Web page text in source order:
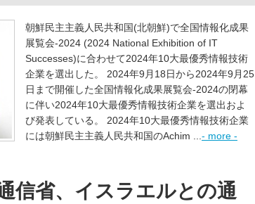
朝鮮民主主義人民共和国(北朝鮮)で全国情報化成果
展覧会-2024 (2024 National Exhibition of IT
Successes)に合わせて2024年10大最優秀情報技術
企業を選出した。 2024年9月18日から2024年9月25
日まで開催した全国情報化成果展覧会-2024の閉幕
に伴い2024年10大最優秀情報技術企業を選出およ
び発表している。 2024年10大最優秀情報技術企業
には朝鮮民主主義人民共和国のAchim ... - more -
信省、イスラエルとの通